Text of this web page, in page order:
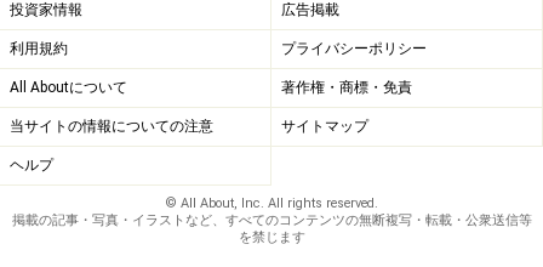
□ 糖アルコールの量(g)の半分を全炭水化物(g)から引く。
（逆に言えば糖アルコールの半量をカーブとしてカウン
トするということ）
□ ファイバーの量(g)が5g以上あれば、その分を全炭水化
物(g)から引く。5g未満なら影響が小さいからそのまま。
投資家情報 広告掲載
利用規約 プライバシーポリシー
All Aboutについて 著作権・商標・免責
当サイトの情報についての注意 サイトマップ
ヘルプ
© All About, Inc. All rights reserved.
掲載の記事・写真・イラストなど、すべてのコンテンツの無断複写・転載・公衆送信等
を禁じます